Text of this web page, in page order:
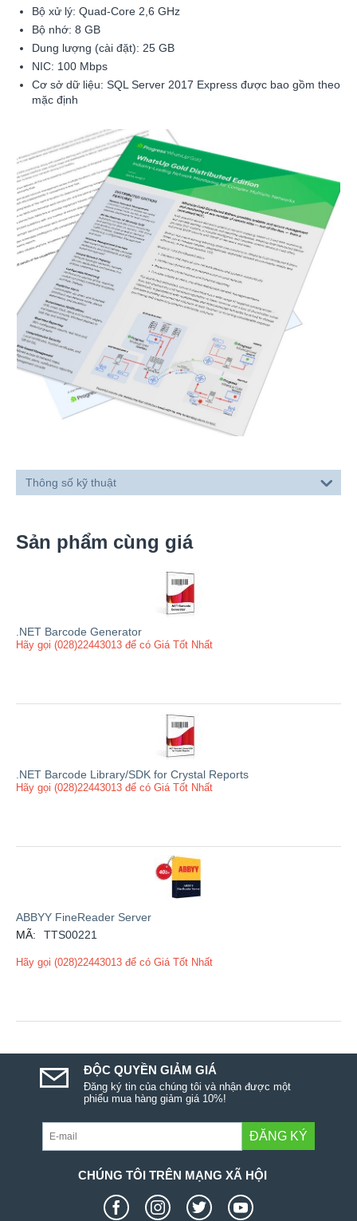
Bộ xử lý: Quad-Core 2,6 GHz
Bộ nhớ: 8 GB
Dung lượng (cài đặt): 25 GB
NIC: 100 Mbps
Cơ sở dữ liệu: SQL Server 2017 Express được bao gồm theo
mặc định
Thông số kỹ thuật
Sản phẩm cùng giá
.NET Barcode Generator
Hãy gọi (028)22443013 để có Giá Tốt Nhất
.NET Barcode Library/SDK for Crystal Reports
Hãy gọi (028)22443013 để có Giá Tốt Nhất
ABBYY FineReader Server
MÃ:
TTS00221
Hãy gọi (028)22443013 để có Giá Tốt Nhất
ĐỘC QUYỀN GIẢM GIÁ
Đăng ký tin của chúng tôi và nhận được một
phiếu mua hàng giảm giá 10%!
ĐĂNG KÝ
CHÚNG TÔI TRÊN MẠNG XÃ HỘI